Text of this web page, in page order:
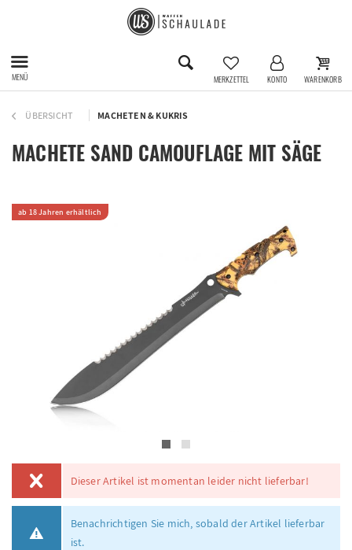
MENÜ MERKZETTEL KONTO WARENKORB
ÜBERSICHT MACHETEN & KUKRIS
MACHETE SAND CAMOUFLAGE MIT SÄGE
ab 18 Jahren erhältlich
Dieser Artikel ist momentan leider nicht lieferbar!
Benachrichtigen Sie mich, sobald der Artikel lieferbar
ist.